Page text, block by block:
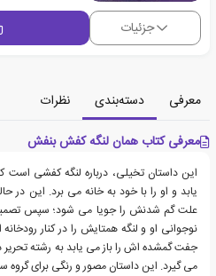
جزئیات
معرفی دسته‌بندی
نظرات
معرفی کتاب همان لنگه کفش بنفش
این داستان تخیلی، درباره لنگه کفشی است
یابد و او را با خود به خانه می برد. این
علت گم شدنش را جویا می شود؛ سپس تصمیم
نوجوانی او و لنگه همتایش را در کنار
جفت گمشده اش را باز می یابد به رشته
می گیرد. این داستان مصور و رنگی برای